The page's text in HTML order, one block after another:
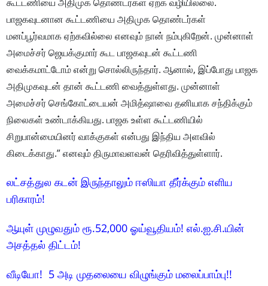
பாஜகவுடனான கூட்டணியை அதிமுக தொண்டர்கள்
மனப்பூர்வமாக ஏற்கவில்லை எனவும் நான் நம்புகிறேன். முன்னாள்
அமைச்சர் ஜெயக்குமார் கூட பாஜகவுடன் கூட்டணி
வைக்கமாட்டோம் என்று சொல்லிருந்தார். ஆனால், இப்போது பாஜக
அதிமுகவுடன் தான் கூட்டணி வைத்துள்ளது. முன்னாள்
அமைச்சர் செங்கோட்டையன் அமித்ஷாவை தனியாக சந்திக்கும்
நிலைகள் உண்டாக்கியது. பாஜக உள்ள கூட்டணியில்
சிறுபான்மையினர் வாக்குகள் என்பது இந்திய அளவில்
கிடைக்காது.” எனவும் திருமாவளவன் தெரிவித்துள்ளார்.
லட்சத்துல கடன் இருந்தாலும் ஈஸியா தீர்க்கும் எளிய
பரிகாரம்!
ஆயுள் முழுவதும் ரூ.52,000 ஓய்வூதியம்! எல்.ஐ.சி.யின்
அசத்தல் திட்டம்!
வீடியோ! 5 அடி முதலையை விழுங்கும் மலைப்பாம்பு!!